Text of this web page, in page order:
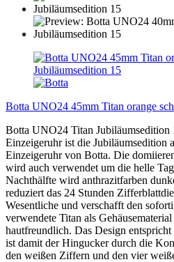
Botta UNO24 45mm Titan orange
Botta UNO24 Titan Jubiläumsedition
Einzeigeruhr ist die Jubiläumsedition
Einzeigeruhr von Botta. Die
wird auch verwendet um die helle
Nachthälfte wird anthrazitfarben
reduziert das 24 Stunden
Wesentliche und verschafft den
verwendete Titan als
hautfreundlich. Das Design entspricht
ist damit der Hingucker durch die
den weißen Ziffern und den vier